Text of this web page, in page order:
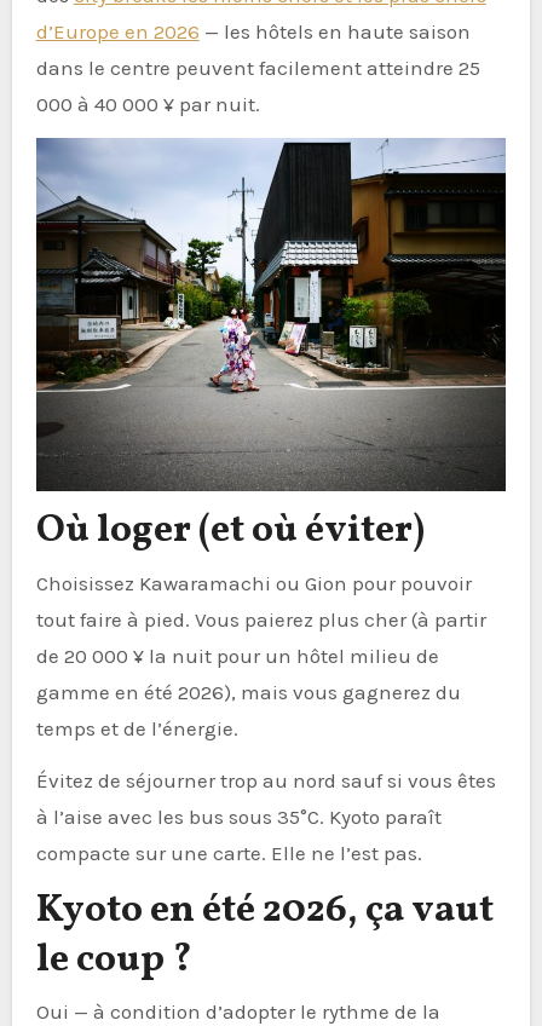
d’Europe en 2026 — les hôtels en haute saison
dans le centre peuvent facilement atteindre 25
000 à 40 000 ¥ par nuit.
Où loger (et où éviter)
Choisissez Kawaramachi ou Gion pour pouvoir
tout faire à pied. Vous paierez plus cher (à partir
de 20 000 ¥ la nuit pour un hôtel milieu de
gamme en été 2026), mais vous gagnerez du
temps et de l’énergie.
Évitez de séjourner trop au nord sauf si vous êtes
à l’aise avec les bus sous 35°C. Kyoto paraît
compacte sur une carte. Elle ne l’est pas.
Kyoto en été 2026, ça vaut
le coup ?
Oui — à condition d’adopter le rythme de la